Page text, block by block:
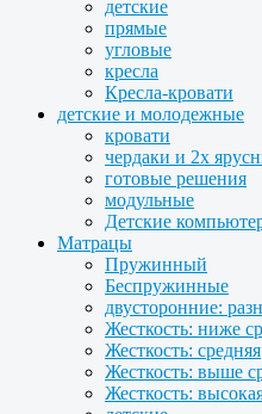
детские
прямые
угловые
кресла
Кресла-кровати
детские и молодежные
кровати
чердаки и 2х
готовые решения
модульные
Детские
Матрацы
Пружинный
Беспружинные
двусторонние:
Жесткость: ниже
Жесткость: средняя
Жесткость: выше
Жесткость: